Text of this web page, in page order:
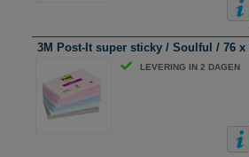
3M Post-It super sticky / Soulful / 76 x
LEVERING IN 2 DAGEN